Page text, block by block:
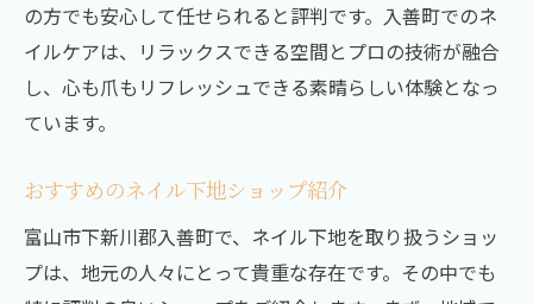
人気のネイル下地ブランド紹介
ネイル下地に関する最新ニュース
プロが教えるネイルケアのコツ富山市下新川郡
入善町での体験談
自宅でできる簡単ネイルケア
プロが教えるネイルトラブルの対処法
の方でも安心して任せられると評判です。入善町でのネ
イルケアは、リラックスできる空間とプロの技術が融合
し、心も爪もリフレッシュできる素晴らしい体験となっ
ています。
おすすめのネイル下地ショップ紹介
富山市下新川郡入善町で、ネイル下地を取り扱うショッ
プは、地元の人々にとって貴重な存在です。その中でも